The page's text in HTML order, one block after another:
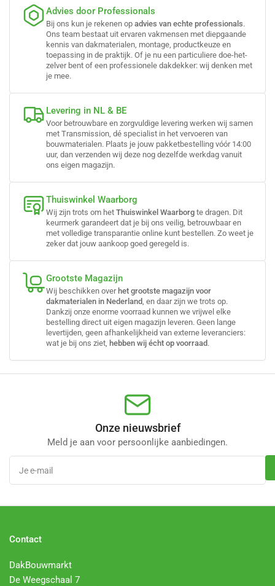
Advies door Professionals
Bij ons kun je rekenen op advies van echte professionals.
Ons team bestaat uit ervaren vakmensen met diepgaande
kennis van dakmaterialen, montage, productkeuze en
toepassing in de praktijk. Of je nu een particuliere doe-het-
zelver bent of een professionele dakdekker: wij denken met
je mee.
Levering in NL & BE
Voor betrouwbare en zorgvuldige levering werken wij samen
met Transmission, dé specialist in het vervoeren van
bouwmaterialen. Plaats je jouw pakketbestelling vóór 14:00
uur, dan verzenden wij deze nog dezelfde werkdag vanuit
ons eigen magazijn.
Thuiswinkel Waarborg
Wij zijn trots om het Thuiswinkel Waarborg te dragen. Dit
keurmerk garandeert dat je bij ons veilig, betrouwbaar en
met volledige transparantie online kunt bestellen. Zo weet je
zeker dat jouw aankoop goed geregeld is.
Grootste Magazijn
Wij beschikken over het grootste magazijn voor
dakmaterialen in Nederland, en daar zijn we trots op.
Dankzij onze enorme voorraad kunnen we vrijwel elke
bestelling direct uit eigen magazijn leveren. Geen lange
levertijden, geen afhankelijkheid van externe leveranciers:
wat je bij ons ziet, hebben wij écht op voorraad .
Onze nieuwsbrief
Meld je aan voor persoonlijke aanbiedingen.
Je
mail
Contact
DakBouwmarkt
De Weegschaal 7